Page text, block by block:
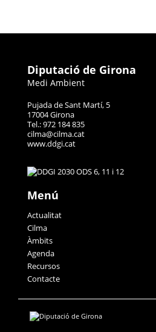
Diputació de Girona
Medi Ambient
Pujada de Sant Martí, 5
17004 Girona
Tel.: 972 184 835
cilma@cilma.cat
www.ddgi.cat
Menú
Actualitat
Cilma
Àmbits
Agenda
Recursos
Contacte